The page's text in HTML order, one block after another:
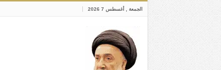
الجمعة , أغسطس 7 2026